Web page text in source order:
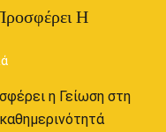
Η
η Γείωση στη